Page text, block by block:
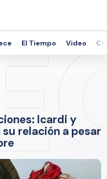
El Tiempo Video
Icardi y
relación a pesar